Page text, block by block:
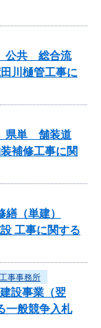
公共 総合流
川樋管工事に
県単 舗装道
補修工事に関
（単建）
工事に関する
事事務所
設事業（翌
一般競争入札